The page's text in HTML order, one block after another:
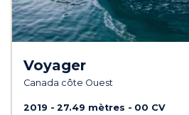
Voyager
Canada côte Ouest
2019 27.49 mètres
00 CV